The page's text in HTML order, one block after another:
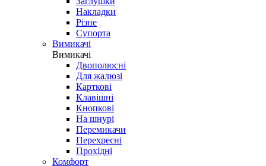
Накладки
Різне
Супорта
Вимикачі
Вимикачі
Двополюсні
Для жалюзі
Карткові
Клавішні
Кнопкові
На шнурі
Перемикачи
Перехресні
Прохідні
Комфорт